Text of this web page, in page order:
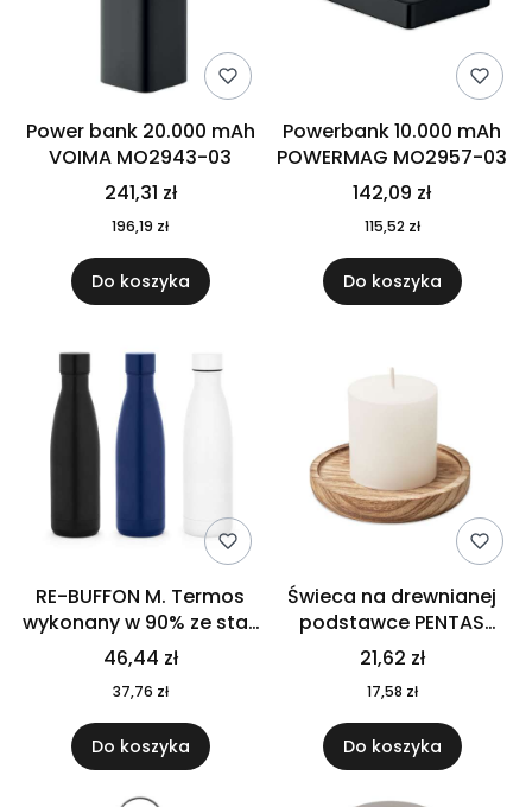
Power bank 20.000 mAh
VOIMA MO2943-03
241,31 zł
196,19 zł
Do koszyka
Powerbank 10.000 mAh
POWERMAG MO2957-03
142,09 zł
115,52 zł
Do koszyka
RE-BUFFON M. Termos
wykonany w 90% ze stali
nierdzewnej
pochodzącej z
recyklingu 520 ml 94294
46,44 zł
37,76 zł
Do koszyka
Świeca na drewnianej
podstawce PENTAS
MO6282-40
21,62 zł
17,58 zł
Do koszyka